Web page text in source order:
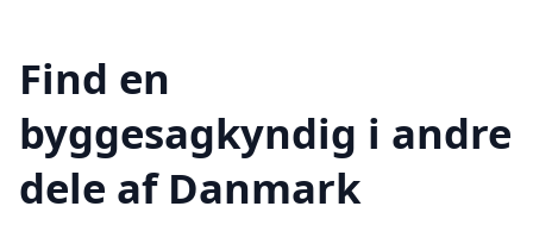
Find en
byggesagkyndig i andre
dele af Danmark